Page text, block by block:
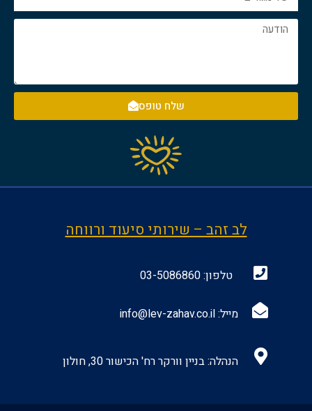
שלח טופס
לב זהב – שירותי סיעוד ורווחה
טלפון:03-5086860
מייל:info@lev-zahav.co.il
הנהלה: בניין וורקר רח' הכישור 30, חולון